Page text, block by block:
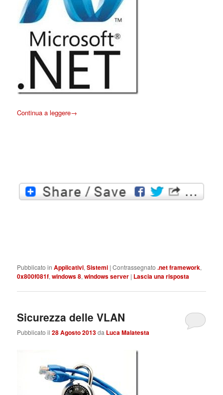
Continua a leggere→
Pubblicato in Applicativi,Sistemi |Contrassegnato .net framework,
0x800f081f,windows 8,windows server | Lascia una risposta
Sicurezza delle VLAN
Pubblicato il28 Agosto 2013da Luca Malatesta